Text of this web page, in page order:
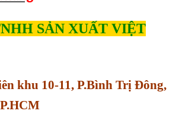
SẢN XUẤT VIỆT
khu 10-11, P.Bình Trị Đông,